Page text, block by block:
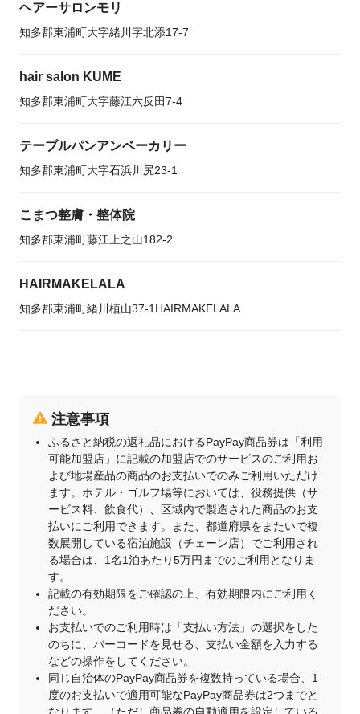
ヘアーサロンモリ
知多郡東浦町大字緒川字北添17-7
hair salon KUME
知多郡東浦町大字藤江六反田7-4
テーブルパンアンベーカリー
知多郡東浦町大字石浜川尻23-1
こまつ整膚・整体院
知多郡東浦町藤江上之山182-2
HAIRMAKELALA
知多郡東浦町緒川植山37-1HAIRMAKELALA
注意事項
ふるさと納税の返礼品におけるPayPay商品券は「利用
可能加盟店」に記載の加盟店でのサービスのご利用お
よび地場産品の商品のお支払いでのみご利用いただけ
ます。ホテル・ゴルフ場等においては、役務提供（サ
ービス料、飲食代）、区域内で製造された商品のお支
払いにご利用できます。また、都道府県をまたいで複
数展開している宿泊施設（チェーン店）でご利用され
る場合は、1名1泊あたり5万円までのご利用となりま
す。
記載の有効期限をご確認の上、有効期限内にご利用く
ださい。
お支払いでのご利用時は「支払い方法」の選択をした
のちに、バーコードを見せる、支払い金額を入力する
などの操作をしてください。
同じ自治体のPayPay商品券を複数持っている場合、1
度のお支払いで適用可能なPayPay商品券は2つまでと